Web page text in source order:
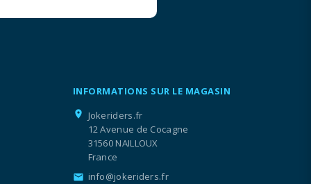
INFORMATIONS SUR LE MAGASIN
location_on
Jokeriders.fr
12 Avenue de Cocagne
31560 NAILLOUX
France
email info@jokeriders.fr